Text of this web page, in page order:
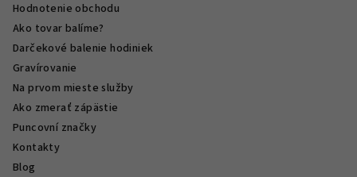
Hodnotenie obchodu
Ako tovar balíme?
Darčekové balenie hodiniek
Gravírovanie
Na prvom mieste služby
Ako zmerať zápästie
Puncovní značky
Kontakty
Blog